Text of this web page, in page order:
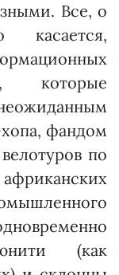
Все, о
касается,
которые
фандом
по
(как